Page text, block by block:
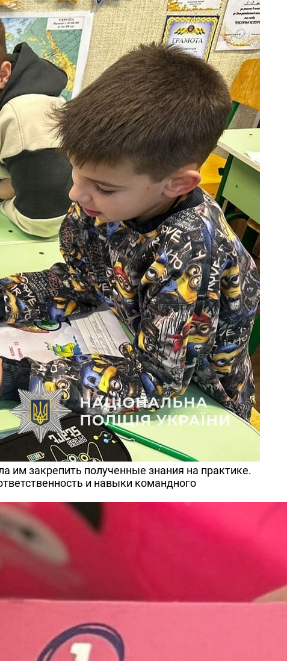
им закрепить полученные знания на практике.
и навыки командного